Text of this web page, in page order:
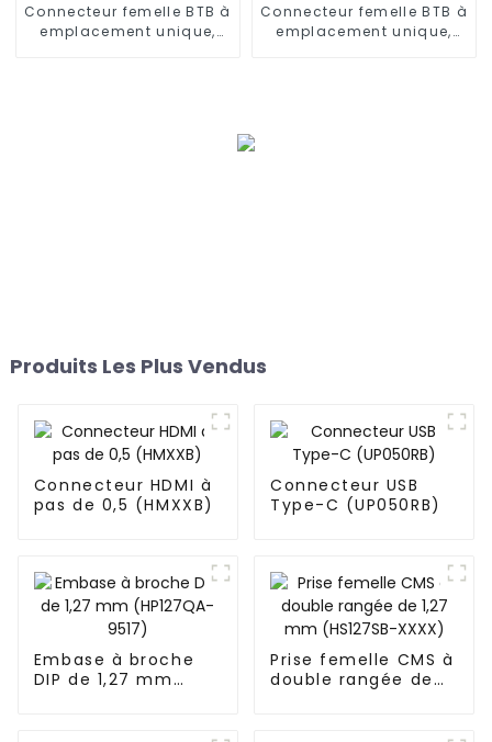
Connecteur femelle BTB à
emplacement unique,
Connecteur femelle BTB à
emplacement unique,
Produits Les Plus Vendus
Connecteur HDMI à
pas de 0,5 (HMXXB)
Connecteur USB
Type-C (UP050RB)
Embase à broche
DIP de 1,27 mm
Prise femelle CMS à
double rangée de